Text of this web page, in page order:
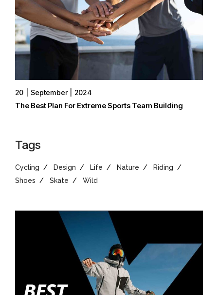
20 September 2024
The Best Plan For Extreme Sports Team Building
Tags
Cycling Design Life Nature
Riding
Shoes
Skate Wild